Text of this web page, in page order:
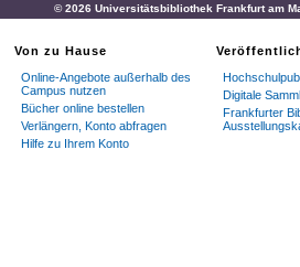
© 2026 Universitätsbibliothek Frankfurt am
Von zu Hause
Online-Angebote außerhalb des
Campus nutzen
Bücher online bestellen
Verlängern, Konto abfragen
Hilfe zu Ihrem Konto
Digitale
Frankfurter